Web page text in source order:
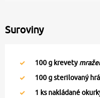
Suroviny
100g krevety
100g sterilovaný
1 ks nakládané